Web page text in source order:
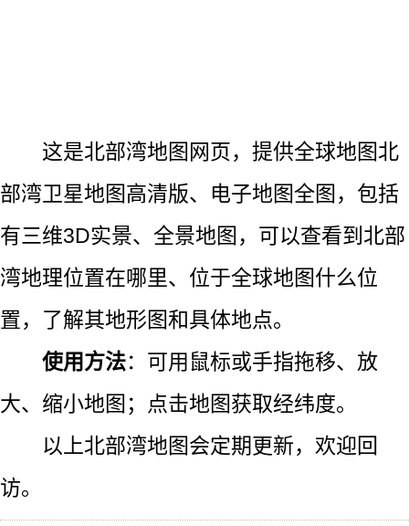
这是北部湾地图网页，提供全球地图北
部湾卫星地图高清版、电子地图全图，包括
有三维3D实景、全景地图，可以查看到北部
湾地理位置在哪里、位于全球地图什么位
置，了解其地形图和具体地点。
使用方法：可用鼠标或手指拖移、放
大、缩小地图；点击地图获取经纬度。
以上北部湾地图会定期更新，欢迎回
访。